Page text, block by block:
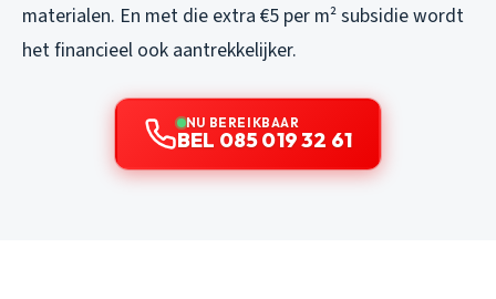
materialen. En met die extra €5 per m² subsidie wordt
het financieel ook aantrekkelijker.
NU BEREIKBAAR
BEL 085 019 32 61